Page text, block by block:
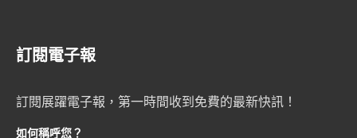
訂閱電子報
訂閱展躍電子報，第一時間收到免費的最新快訊！
如何稱呼您？